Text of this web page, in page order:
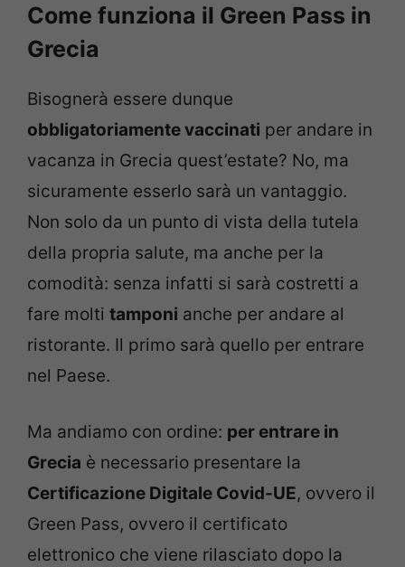
Come funziona il Green Pass in
Grecia
Bisognerà essere dunque
obbligatoriamente vaccinati per andare in
vacanza in Grecia quest’estate? No, ma
sicuramente esserlo sarà un vantaggio.
Non solo da un punto di vista della tutela
della propria salute, ma anche per la
comodità: senza infatti si sarà costretti a
fare molti tamponi anche per andare al
ristorante. Il primo sarà quello per entrare
nel Paese.
Ma andiamo con ordine: per entrare in
Grecia è necessario presentare la
Certificazione Digitale Covid-UE, ovvero il
Green Pass, ovvero il certificato
elettronico che viene rilasciato dopo la